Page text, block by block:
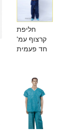
חליפת
קרצוף עמ'
חד פעמית